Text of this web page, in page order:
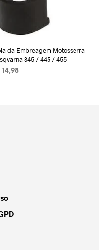
da Embreagem Motosserra
345 / 445 / 455
14,98